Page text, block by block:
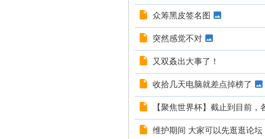
众筹黑皮签名图
突然感觉不对
又双叒出大事了！
收拾几天电脑就差点掉榜了
【聚焦世界杯】截止到目前
维护期间 大家可以先逛逛论坛